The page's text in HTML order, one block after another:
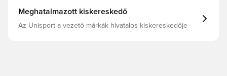
Meghatalmazott kiskereskedő
Az Unisport a vezető márkák hivatalos kiskereskedője